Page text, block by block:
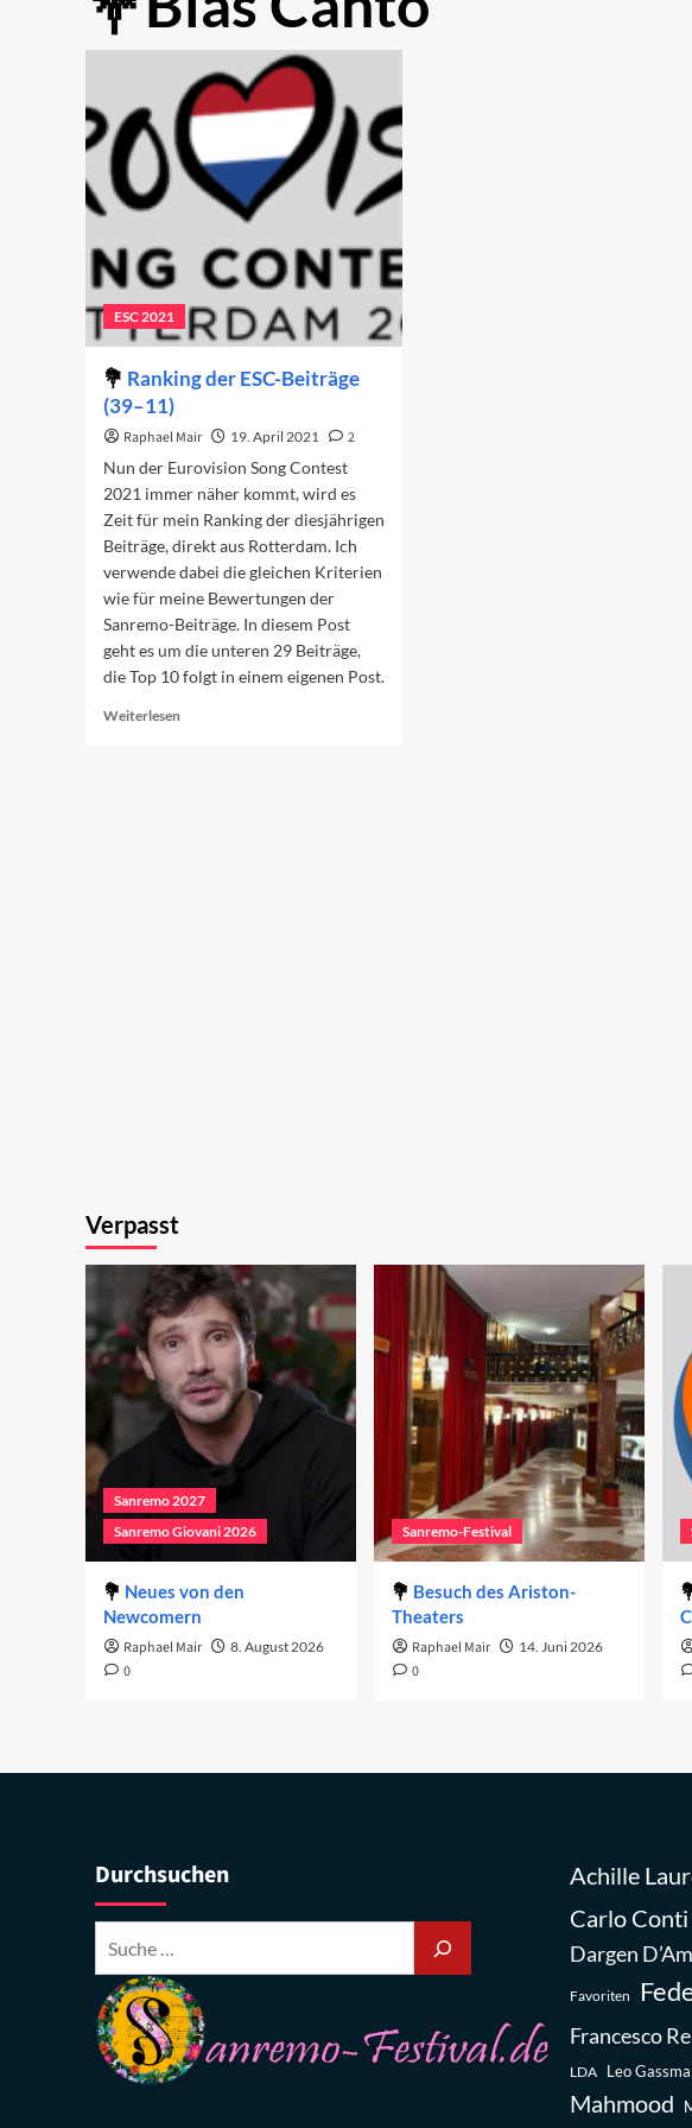
ESC 2021
Ranking der ESC-Beiträge
(39–11)
Raphael Mair 19. April 2021
2
Nun der Eurovision Song Contest
2021 immer näher kommt, wird es
Zeit für mein Ranking der diesjährigen
Beiträge, direkt aus Rotterdam. Ich
verwende dabei die gleichen Kriterien
wie für meine Bewertungen der
Sanremo-Beiträge. In diesem Post
geht es um die unteren 29 Beiträge,
die Top 10 folgt in einem eigenen Post.
Weiterlesen
Verpasst
Sanremo 2027
Sanremo Giovani 2026
Neues von den
Newcomern
Raphael Mair 8. August 2026
0
Sanremo-Festival
Besuch des Ariston-
Theaters
Raphael Mair 14. Juni 2026
0
Durchsuchen Achille
Carlo Conti
Dargen
Favoriten
Francesco
LDA Leo
Mahmood